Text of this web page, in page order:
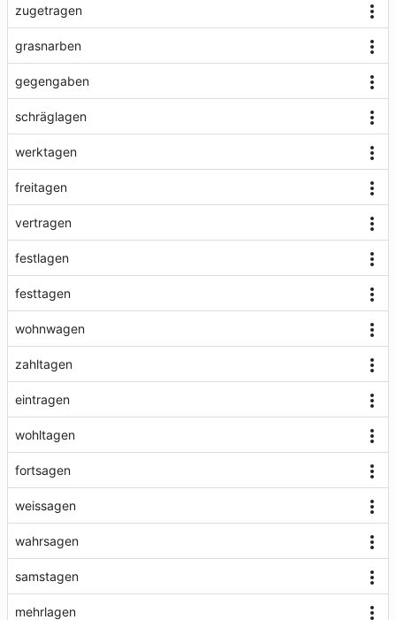
zugetragen
grasnarben
gegengaben
schräglagen
werktagen
freitagen
vertragen
festlagen
festtagen
wohnwagen
zahltagen
eintragen
wohltagen
fortsagen
weissagen
wahrsagen
samstagen
mehrlagen